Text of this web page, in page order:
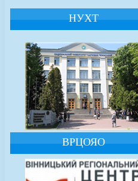
НУХТ
ВРЦОЯО